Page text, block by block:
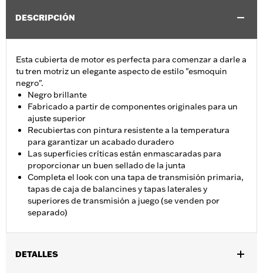
DESCRIPCIÓN
Esta cubierta de motor es perfecta para comenzar a darle a
tu tren motriz un elegante aspecto de estilo "esmoquin
negro".
Negro brillante
Fabricado a partir de componentes originales para un
ajuste superior
Recubiertas con pintura resistente a la temperatura
para garantizar un acabado duradero
Las superficies críticas están enmascaradas para
proporcionar un buen sellado de la junta
Completa el look con una tapa de transmisión primaria,
tapas de caja de balancines y tapas laterales y
superiores de transmisión a juego (se venden por
separado)
DETALLES